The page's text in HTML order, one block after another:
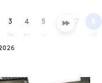
3
пн
4 5 6 7 8
сб